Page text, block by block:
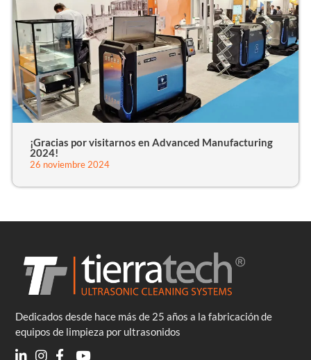
¡Gracias por visitarnos en Advanced Manufacturing
2024!
26 noviembre 2024
Dedicados desde hace más de 25 años a la fabricación de
equipos de limpieza por ultrasonidos